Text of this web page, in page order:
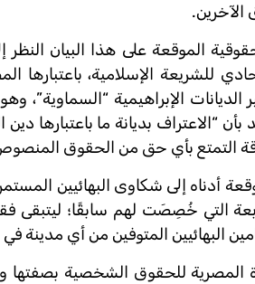
الآخرين.
الموقعة على هذا البيان النظر
الديانات الإبراهيمية “السماوية”،
“الاعتراف بديانة ما باعتبارها
التمتع بأي حق من الحقوق
التي خُصِصَت لهم سابقًا؛ ليتبقى
البهائيين المتوفين من أي مدينة
المصرية للحقوق الشخصية بصفتها